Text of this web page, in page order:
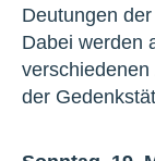
Deutungen
Dabei werden
der